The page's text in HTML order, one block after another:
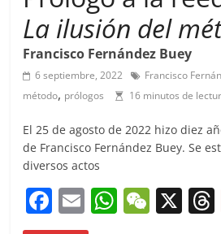
La ilusión del
Francisco Fernández Buey
6 septiembre, 2022 Francisco
método, prólogos 16 minutos de
El 25 de agosto de 2022 hizo diez
de Francisco Fernández Buey. Se
diversos actos
F
a
E
m
W W X